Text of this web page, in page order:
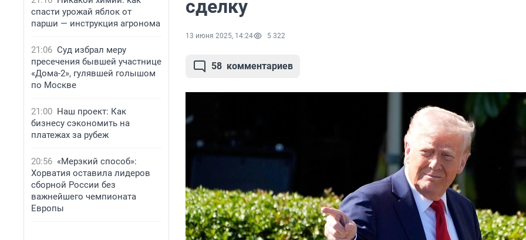
спасти урожай яблок от
парши — инструкция агронома
21:06 Суд избрал меру
пресечения бывшей участнице
«Дома-2», гулявшей голышом
по Москве
21:00 Наш проект: Как
бизнесу сэкономить на
платежах за рубеж
20:56 «Мерзкий способ»:
Хорватия оставила лидеров
сборной России без
важнейшего чемпионата
Европы
сделку
13 июня 2025, 14:24 5 322
58 комментариев